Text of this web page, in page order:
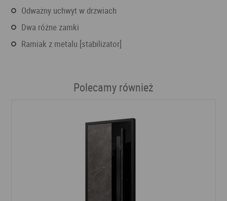
odważny uchwyt w drzwiach
dwa różne zamki
ramiak z metalu [stabilizator]
Polecamy również